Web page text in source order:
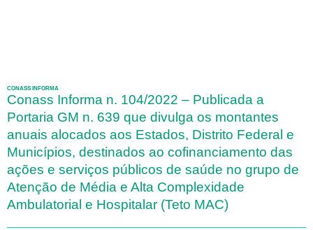
CONASS INFORMA
Conass Informa n. 104/2022 – Publicada a
Portaria GM n. 639 que divulga os montantes
anuais alocados aos Estados, Distrito Federal e
Municípios, destinados ao cofinanciamento das
ações e serviços públicos de saúde no grupo de
Atenção de Média e Alta Complexidade
Ambulatorial e Hospitalar (Teto MAC)